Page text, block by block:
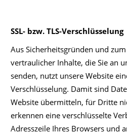
SSL- bzw. TLS-Verschlüsselung
Aus Sicherheitsgründen und
vertraulicher Inhalte, die Sie an
senden, nutzt unsere Website
Verschlüsselung. Damit sind
Website übermitteln, für Dritte
erkennen eine verschlüsselte
Adresszeile Ihres Browsers und